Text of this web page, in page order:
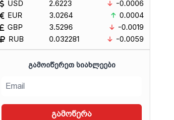
USD
EUR
GBP
RUB
2.6223
3.0264
3.5296
0.032281
-0.0006
0.0004
-0.0019
-0.0059
ᲒᲐᲛᲝᲘᲬᲔᲠᲔᲗ ᲡᲘᲐᲮᲚᲔᲔᲑᲘ
გამოწერა